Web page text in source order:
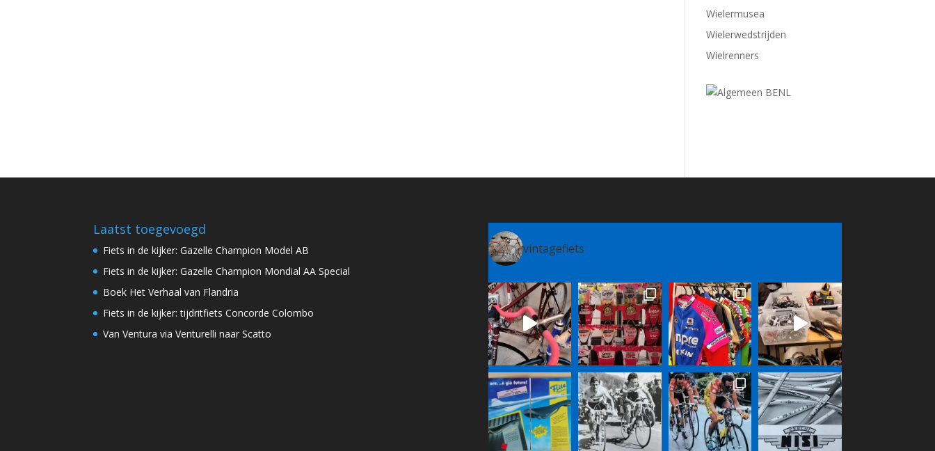
Wielermusea
Wielerwedstrijden
Wielrenners
Laatst toegevoegd
Fiets in de kijker: Gazelle Champion Model AB
Fiets in de kijker: Gazelle Champion Mondial AA Special
Boek Het Verhaal van Flandria
Fiets in de kijker: tijdritfiets Concorde Colombo
Van Ventura via Venturelli naar Scatto
vintagefiets